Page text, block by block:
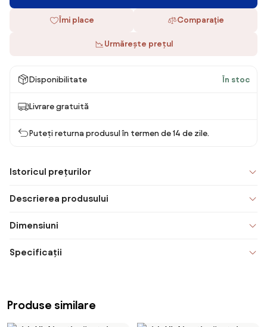
Îmi place Comparaţie
Urmărește prețul
Disponibilitate În stoc
Livrare gratuită
Puteți returna produsul în termen de 14 de zile.
Istoricul prețurilor
Descrierea produsului
Dimensiuni
Specificații
Produse similare